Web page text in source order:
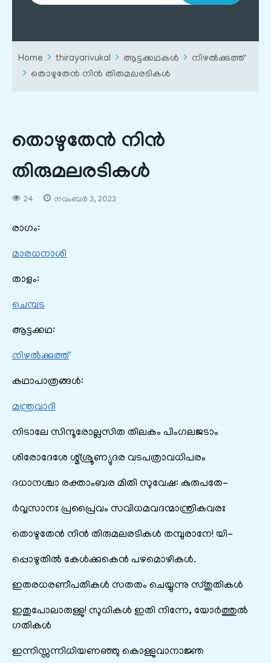
Home thirayarivukal ആട്ടക്കഥകൾ
നിഴൽക്കുത്ത്
തൊഴുതേൻ നിൻ തിരുമലരടികൾ
തൊഴുതേൻ നിൻ
തിരുമലരടികൾ
24 നവംബർ 3, 2023
രാഗം:
മാരധനാശി
താളം:
ചെമ്പട
ആട്ടക്കഥ:
നിഴൽക്കുത്ത്
കഥാപാത്രങ്ങൾ:
മന്ത്രവാദി
നിടാലേ സിന്ദൂരോല്ലസിത തിലകം പിംഗലജടാം
ശിരോദേശേ ശ്മ്ശ്രൂണ്യുദര വടപത്രാവധിപരം
ദധാനശ്ചാ രക്താംബര മിതി സുവേഷ: കുരുപതേ-
ർവ്വസാനഃ പ്രപ്രൈവം സവിധമവദന്മാന്ത്രികവരഃ
തൊഴുതേൻ നിൻ തിരുമലരടികൾ തമ്പുരാനേ! യി-
പ്പൊഴുതിൽ കേൾക്കുകെൻ പഴമൊഴികൾ.
ഇതരധരണീപതികൾ സതതം ചെയ്യുന്നു സ്തുതികൾ
ഇതുപോലാരുള്ളു! സുധികൾ ഇതി നിന്നേ, യോർത്തുൽ
ഗതികൾ
ഇന്നിസ്സന്നിധിയണഞ്ഞു കൊള്ളുവാനാജ്ഞ